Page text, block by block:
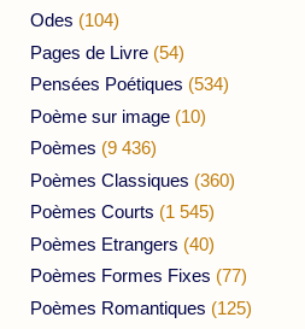
Odes (104)
Pages de Livre (54)
Pensées Poétiques (534)
Poème sur image (10)
Poèmes (9 436)
Poèmes Classiques (360)
Poèmes Courts (1 545)
Poèmes Etrangers (40)
Poèmes Formes Fixes (77)
Poèmes Romantiques (125)